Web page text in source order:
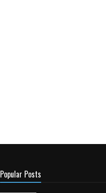
Popular Posts